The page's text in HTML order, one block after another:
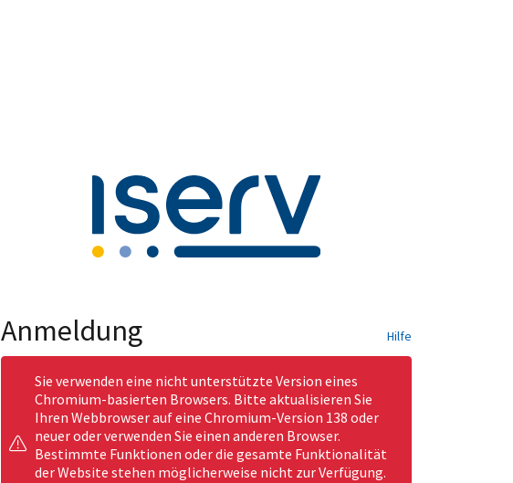
Anmeldung Hilfe
Sie verwenden eine nicht unterstützte Version eines
Chromium-basierten Browsers. Bitte aktualisieren Sie
Ihren Webbrowser auf eine Chromium-Version 138 oder
neuer oder verwenden Sie einen anderen Browser.
Bestimmte Funktionen oder die gesamte Funktionalität
der Website stehen möglicherweise nicht zur Verfügung.